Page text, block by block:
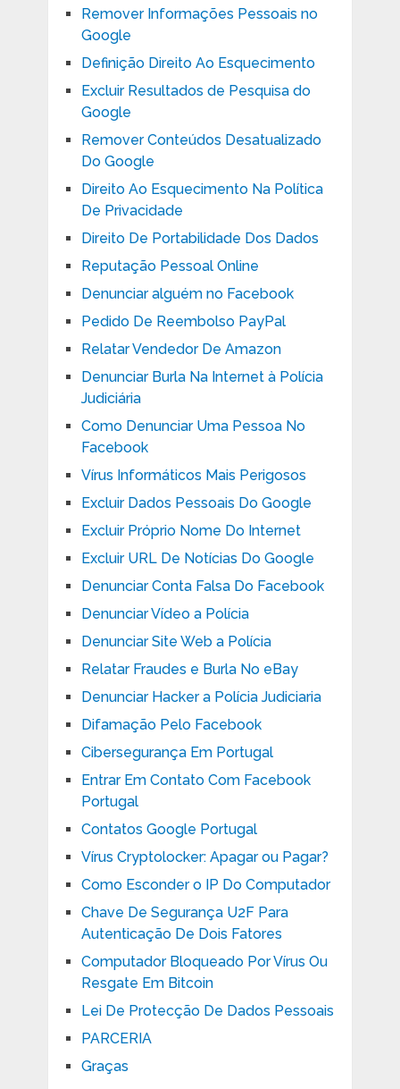
Remover Informações Pessoais no
Google
Definição Direito Ao Esquecimento
Excluir Resultados de Pesquisa do
Google
Remover Conteúdos Desatualizado
Do Google
Direito Ao Esquecimento Na Política
De Privacidade
Direito De Portabilidade Dos Dados
Reputação Pessoal Online
Denunciar alguém no Facebook
Pedido De Reembolso PayPal
Relatar Vendedor De Amazon
Denunciar Burla Na Internet à Polícia
Judiciária
Como Denunciar Uma Pessoa No
Facebook
Vírus Informáticos Mais Perigosos
Excluir Dados Pessoais Do Google
Excluir Próprio Nome Do Internet
Excluir URL De Notícias Do Google
Denunciar Conta Falsa Do Facebook
Denunciar Vídeo a Polícia
Denunciar Site Web a Polícia
Relatar Fraudes e Burla No eBay
Denunciar Hacker a Polícia Judiciaria
Difamação Pelo Facebook
Cibersegurança Em Portugal
Entrar Em Contato Com Facebook
Portugal
Contatos Google Portugal
Vírus Cryptolocker: Apagar ou Pagar?
Como Esconder o IP Do Computador
Chave De Segurança U2F Para
Autenticação De Dois Fatores
Computador Bloqueado Por Vírus Ou
Resgate Em Bitcoin
Lei De Protecção De Dados Pessoais
PARCERIA
Graças